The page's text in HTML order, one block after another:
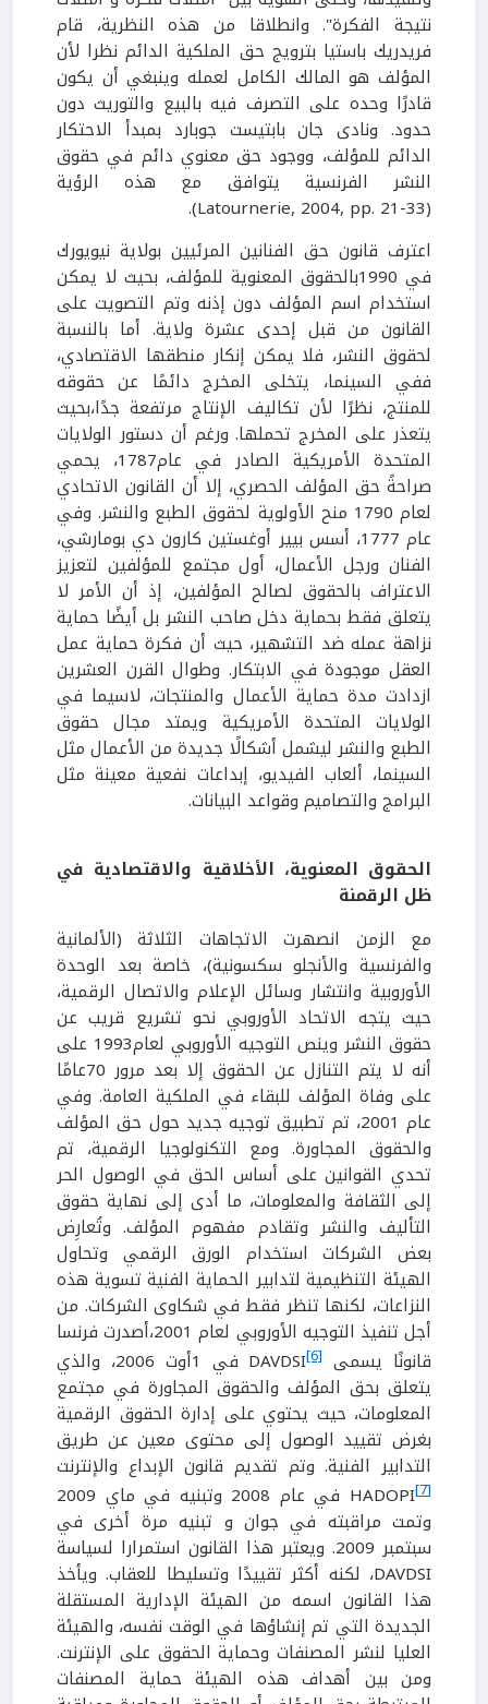
نتيجة الفكرة". وانطلاقا من هذه النظرية، قام
فريدريك باستيا بترويج حق الملكية الدائم نظرا لأن
المؤلف هو المالك الكامل لعمله وينبغي أن يكون
قادرًا وحده على التصرف فيه بالبيع والتوريث دون
حدود. ونادى جان بابتيست جوبارد بمبدأ الاحتكار
الدائم للمؤلف، ووجود حق معنوي دائم في حقوق
النشر الفرنسية يتوافق مع هذه الرؤية
(Latournerie, 2004, pp. 21-33).
اعترف قانون حق الفنانين المرئيين بولاية نيويورك
في 1990بالحقوق المعنوية للمؤلف، بحيث لا يمكن
استخدام اسم المؤلف دون إذنه وتم التصويت على
القانون من قبل إحدى عشرة ولاية. أما بالنسبة
لحقوق النشر، فلا يمكن إنكار منطقها الاقتصادي،
ففي السينما، يتخلى المخرج دائمًا عن حقوقه
للمنتج، نظرًا لأن تكاليف الإنتاج مرتفعة جدًا،بحيث
يتعذر على المخرج تحملها. ورغم أن دستور الولايات
المتحدة الأمريكية الصادر في عام1787، يحمي
صراحةً حق المؤلف الحصري، إلا أن القانون الاتحادي
لعام 1790 منح الأولوية لحقوق الطبع والنشر. وفي
عام 1777، أسس بيير أوغستين كارون دي بومارشي،
الفنان ورجل الأعمال، أول مجتمع للمؤلفين لتعزيز
الاعتراف بالحقوق لصالح المؤلفين، إذ أن الأمر لا
يتعلق فقط بحماية دخل صاحب النشر بل أيضًا حماية
نزاهة عمله ضد التشهير، حيث أن فكرة حماية عمل
العقل موجودة في الابتكار. وطوال القرن العشرين
ازدادت مدة حماية الأعمال والمنتجات، لاسيما في
الولايات المتحدة الأمريكية ويمتد مجال حقوق
الطبع والنشر ليشمل أشكالًا جديدة من الأعمال مثل
السينما، ألعاب الفيديو، إبداعات نفعية معينة مثل
البرامج والتصاميم وقواعد البيانات.
الحقوق المعنوية، الأخلاقية والاقتصادية في
ظل الرقمنة
مع الزمن انصهرت الاتجاهات الثلاثة (الألمانية
والفرنسية والأنجلو سكسونية)، خاصة بعد الوحدة
الأوروبية وانتشار وسائل الإعلام والاتصال الرقمية،
حيث يتجه الاتحاد الأوروبي نحو تشريع قريب عن
حقوق النشر وينص التوجيه الأوروبي لعام1993 على
أنه لا يتم التنازل عن الحقوق إلا بعد مرور 70عامًا
على وفاة المؤلف للبقاء في الملكية العامة. وفي
عام 2001، تم تطبيق توجيه جديد حول حق المؤلف
والحقوق المجاورة. ومع التكنولوجيا الرقمية، تم
تحدي القوانين على أساس الحق في الوصول الحر
إلى الثقافة والمعلومات، ما أدى إلى نهاية حقوق
التأليف والنشر وتقادم مفهوم المؤلف. وتُعارِض
بعض الشركات استخدام الورق الرقمي وتحاول
الهيئة التنظيمية لتدابير الحماية الفنية تسوية هذه
النزاعات، لكنها تنظر فقط في شكاوى الشركات. من
أجل تنفيذ التوجيه الأوروبي لعام 2001،أصدرت فرنسا
قانونًا يسمى DAVDSI [6]
في 1أوت 2006، والذي
يتعلق بحق المؤلف والحقوق المجاورة في مجتمع
المعلومات، حيث يحتوي على إدارة الحقوق الرقمية
بغرض تقييد الوصول إلى محتوى معين عن طريق
التدابير الفنية. وتم تقديم قانون الإبداع والإنترنت
[7]
HADOPI في عام 2008 وتبنيه في ماي 2009
وتمت مراقبته في جوان و تبنيه مرة أخرى في
سبتمبر 2009. ويعتبر هذا القانون استمرارا لسياسة
DAVDSI، لكنه أكثر تقييدًا وتسليطا للعقاب. ويأخذ
هذا القانون اسمه من الهيئة الإدارية المستقلة
الجديدة التي تم إنشاؤها في الوقت نفسه، والهيئة
العليا لنشر المصنفات وحماية الحقوق على الإنترنت.
ومن بين أهداف هذه الهيئة حماية المصنفات